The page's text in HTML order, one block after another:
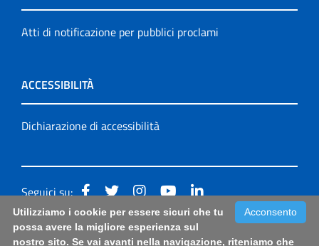
Atti di notificazione per pubblici proclami
ACCESSIBILITÀ
Dichiarazione di accessibilità
Seguici su:
Accessibilità: form di segnalazione di prima istanza per
Acconsento
Utilizziamo i cookie per essere sicuri che tu
possa avere la migliore esperienza sul
nostro sito. Se vai avanti nella navigazione, riteniamo che